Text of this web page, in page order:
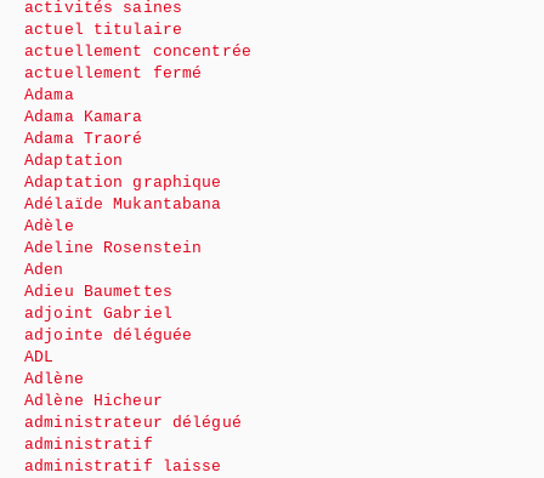
activités saines
actuel titulaire
actuellement concentrée
actuellement fermé
Adama
Adama Kamara
Adama Traoré
Adaptation
Adaptation graphique
Adélaïde Mukantabana
Adèle
Adeline Rosenstein
Aden
Adieu Baumettes
adjoint Gabriel
adjointe déléguée
ADL
Adlène
Adlène Hicheur
administrateur délégué
administratif
administratif laisse